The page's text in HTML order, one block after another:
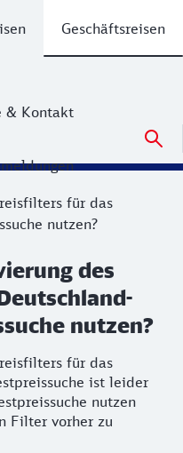
Geschäftsreisen
& Kontakt
für das
nutzen?
des
nutzen?
für das
ist leider
nutzen
Filter vorher zu